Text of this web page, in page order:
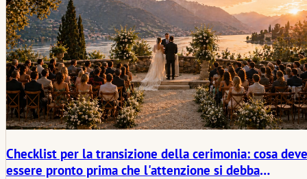
Checklist per la transizione della cerimonia: cosa deve
essere pronto prima che l'attenzione si debba